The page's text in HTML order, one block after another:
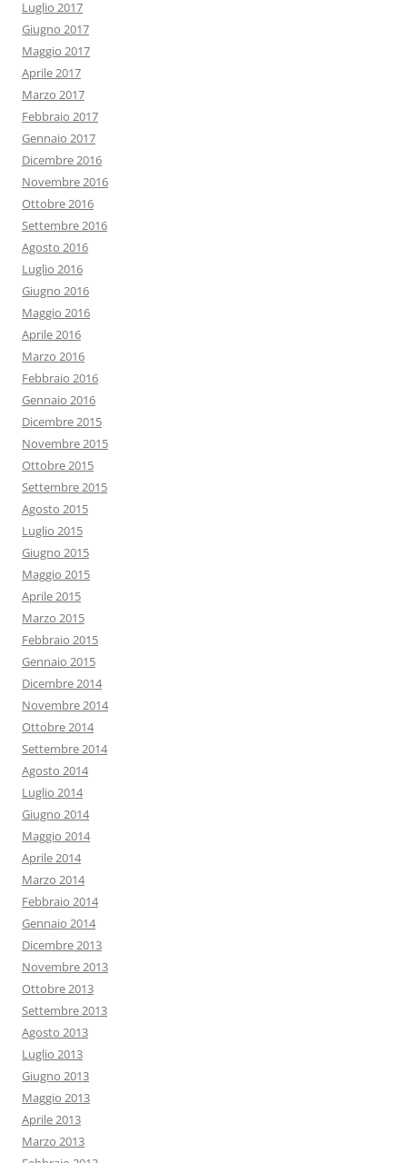
Luglio 2017
Giugno 2017
Maggio 2017
Aprile 2017
Marzo 2017
Febbraio 2017
Gennaio 2017
Dicembre 2016
Novembre 2016
Ottobre 2016
Settembre 2016
Agosto 2016
Luglio 2016
Giugno 2016
Maggio 2016
Aprile 2016
Marzo 2016
Febbraio 2016
Gennaio 2016
Dicembre 2015
Novembre 2015
Ottobre 2015
Settembre 2015
Agosto 2015
Luglio 2015
Giugno 2015
Maggio 2015
Aprile 2015
Marzo 2015
Febbraio 2015
Gennaio 2015
Dicembre 2014
Novembre 2014
Ottobre 2014
Settembre 2014
Agosto 2014
Luglio 2014
Giugno 2014
Maggio 2014
Aprile 2014
Marzo 2014
Febbraio 2014
Gennaio 2014
Dicembre 2013
Novembre 2013
Ottobre 2013
Settembre 2013
Agosto 2013
Luglio 2013
Giugno 2013
Maggio 2013
Aprile 2013
Marzo 2013